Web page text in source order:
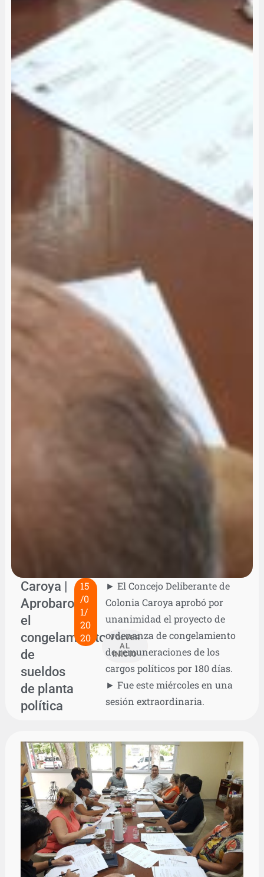
Caroya |
Aprobaron
el
congelamiento
de
sueldos
de planta
política
15
/0
1/
20
20
VOLVER
AL
INICIO
► El Concejo Deliberante de
Colonia Caroya aprobó por
unanimidad el proyecto de
ordenanza de congelamiento
de remuneraciones de los
cargos políticos por 180 días.
► Fue este miércoles en una
sesión extraordinaria.